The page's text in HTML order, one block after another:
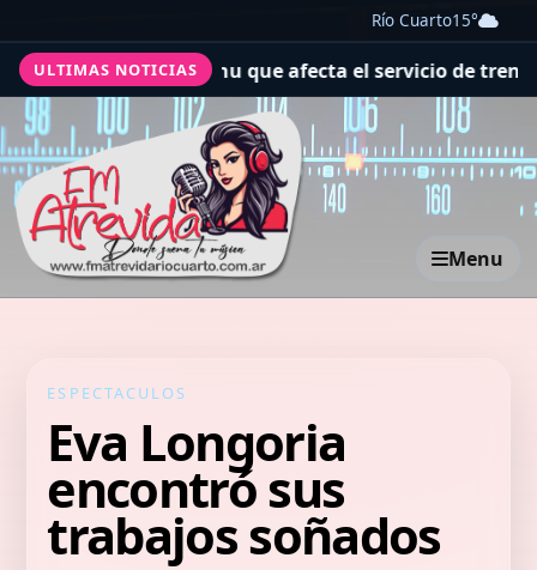
Río Cuarto15°
ULTIMAS NOTICIAS
Machu Picchu que afecta el servicio de trenes hacia
Menu
ESPECTACULOS
Eva Longoria
encontró sus
trabajos soñados